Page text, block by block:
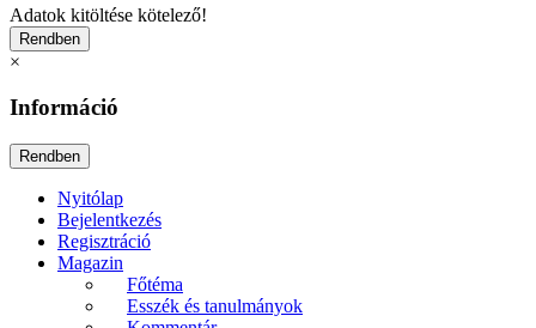
Adatok kitöltése kötelező!
×
Információ
Nyitólap
Bejelentkezés
Regisztráció
Magazin
Főtéma
Esszék és tanulmányok